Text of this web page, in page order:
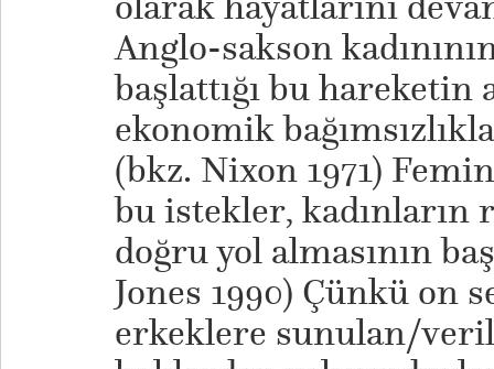
Anglo-sakson
başlattığı bu hareketin
ekonomik
(bkz. Nixon 1971)
bu istekler, kadınların
doğru yol almasının
Jones 1990) Çünkü on
erkeklere sunulan/